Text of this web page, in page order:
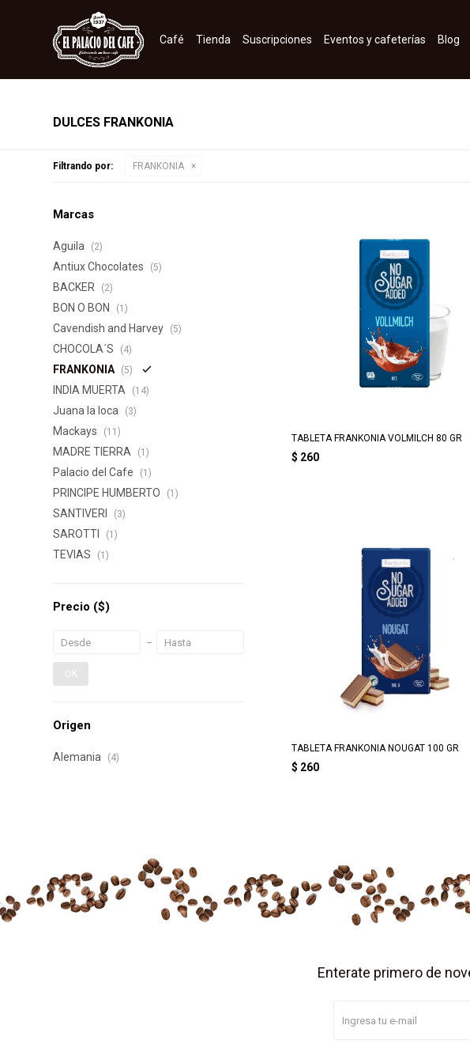
Café Tienda Suscripciones Eventos y cafeterías Blog
DULCES FRANKONIA
Filtrando por: FRANKONIA
TABLETA FRANKONIA VOLMILCH 80 GR
$ 260
TABLETA FRANKONIA NOUGAT 100 GR
$ 260
Marcas
Aguila (2)
Antiux Chocolates (5)
BACKER (2)
BON O BON (1)
Cavendish and Harvey (5)
CHOCOLA´S (4)
FRANKONIA (5)
INDIA MUERTA (14)
Juana la loca (3)
Mackays (11)
MADRE TIERRA (1)
Palacio del Cafe (1)
PRINCIPE HUMBERTO (1)
SANTIVERI (3)
SAROTTI (1)
TEVIAS (1)
Precio ($)
OK
Origen
Alemania (4)
Enterate primero de